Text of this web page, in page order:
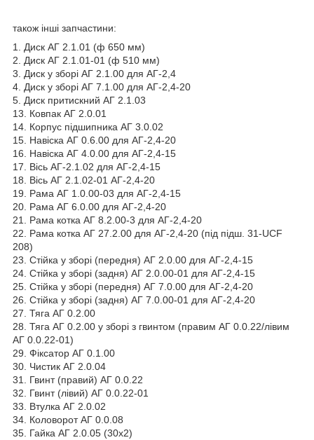
також інші запчастини:
1. Диск АГ 2.1.01 (ф 650 мм)
2. Диск АГ 2.1.01-01 (ф 510 мм)
3. Диск у зборі АГ 2.1.00 для АГ-2,4
4. Диск у зборі АГ 7.1.00 для АГ-2,4-20
5. Диск притискний АГ 2.1.03
13. Ковпак АГ 2.0.01
14. Корпус підшипника АГ 3.0.02
15. Навіска АГ 0.6.00 для АГ-2,4-20
16. Навіска АГ 4.0.00 для АГ-2,4-15
17. Вісь АГ-2.1.02 для АГ-2,4-15
18. Вісь АГ 2.1.02-01 АГ-2,4-20
19. Рама АГ 1.0.00-03 для АГ-2,4-15
20. Рама АГ 6.0.00 для АГ-2,4-20
21. Рама котка АГ 8.2.00-3 для АГ-2,4-20
22. Рама котка АГ 27.2.00 для АГ-2,4-20 (під підш. 31-UCF
208)
23. Стійка у зборі (передня) АГ 2.0.00 для АГ-2,4-15
24. Стійка у зборі (задня) АГ 2.0.00-01 для АГ-2,4-15
25. Стійка у зборі (передня) АГ 7.0.00 для АГ-2,4-20
26. Стійка у зборі (задня) АГ 7.0.00-01 для АГ-2,4-20
27. Тяга АГ 0.2.00
28. Тяга АГ 0.2.00 у зборі з гвинтом (правим АГ 0.0.22/лівим
АГ 0.0.22-01)
29. Фіксатор АГ 0.1.00
30. Чистик АГ 2.0.04
31. Гвинт (правий) АГ 0.0.22
32. Гвинт (лівий) АГ 0.0.22-01
33. Втулка АГ 2.0.02
34. Коловорот АГ 0.0.08
35. Гайка АГ 2.0.05 (30х2)